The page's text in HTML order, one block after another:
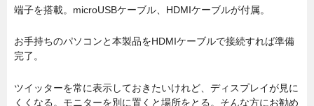
端子を搭載。microUSBケーブル、HDMIケーブルが付属。
お手持ちのパソコンと本製品をHDMIケーブルで接続すれば準備
完了。
ツイッターを常に表示しておきたいけれど、ディスプレイが見に
くくなる。モニターを別に置くと場所をとる。そんな方にお勧め